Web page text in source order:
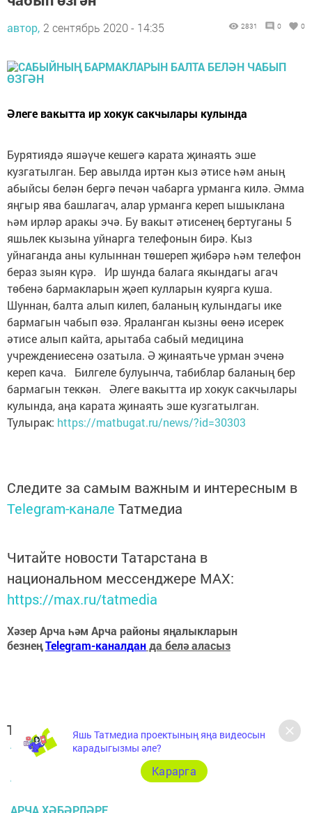
автор, 2 сентябрь 2020 - 14:35 2831 0 0
Әлеге вакытта ир хокук сакчылары кулында
Бурятиядә яшәүче кешегә карата җинаять эше
кузгатылган. Бер авылда иртән кыз әтисе һәм аның
абыйсы белән бергә печән чабарга урманга килә. Әмма
яңгыр ява башлагач, алар урманга кереп ышыклана
һәм ирләр аракы эчә. Бу вакыт әтисенең бертуганы 5
яшьлек кызына уйнарга телефонын бирә. Кыз
уйнаганда аны кулыннан төшереп җибәрә һәм телефон
бераз зыян күрә. Ир шунда балага якындагы агач
төбенә бармакларын җәеп кулларын куярга куша.
Шуннан, балта алып килеп, баланың кулындагы ике
бармагын чабып өзә. Яраланган кызны өенә исерек
әтисе алып кайта, арытаба сабый медицина
учреждениесенә озатыла. Ә җинаятьче урман эченә
кереп кача. Билгеле булуынча, табиблар баланың бер
бармагын теккән. Әлеге вакытта ир хокук сакчылары
кулында, аңа карата җинаять эше кузгатылган.
Тулырак: https://matbugat.ru/news/?id=30303
Следите за самым важным и интересным в
Telegram-канале Татмедиа
Читайте новости Татарстана в
национальном мессенджере MАХ:
https://max.ru/tatmedia
Хәзер Арча һәм Арча районы яңалыкларын
безнеңTelegram-каналданда белә аласыз
Теги:
АРЧА
АРЧА РАЙОНЫ
АРЧА ХӘБӘРЛӘРЕ
Яшь Татмедиа проектының яңа видеосын
карадыгызмы әле?
Карарга